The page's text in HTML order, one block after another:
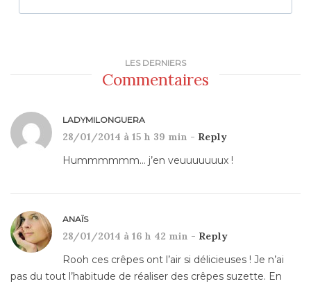
LES DERNIERS
Commentaires
LADYMILONGUERA
28/01/2014 à 15 h 39 min - Reply
Hummmmmm… j’en veuuuuuuux !
ANAÏS
28/01/2014 à 16 h 42 min - Reply
Rooh ces crêpes ont l’air si délicieuses ! Je n’ai
pas du tout l’habitude de réaliser des crêpes suzette. En